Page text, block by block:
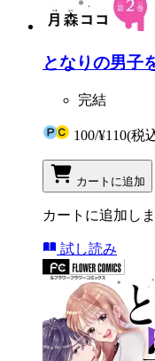
となりの男子
完結
100/¥110(税
カートに追加
カートに追加し
試し読み